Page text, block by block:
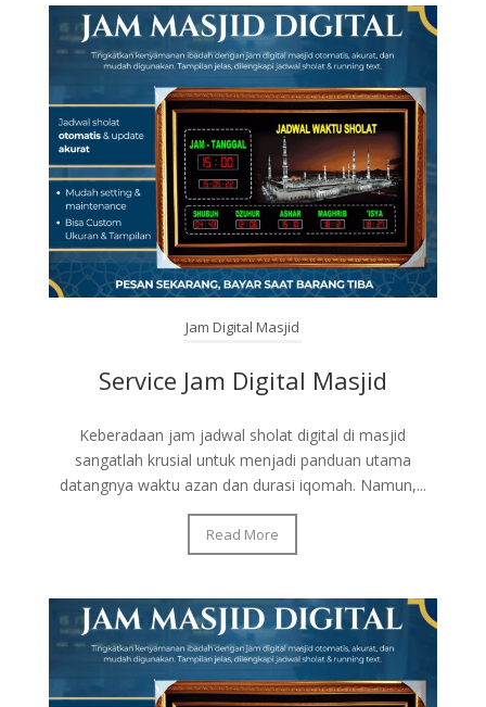
Jam Digital Masjid
Service Jam Digital Masjid
Keberadaan jam jadwal sholat digital di masjid
sangatlah krusial untuk menjadi panduan utama
datangnya waktu azan dan durasi iqomah. Namun,...
Read More